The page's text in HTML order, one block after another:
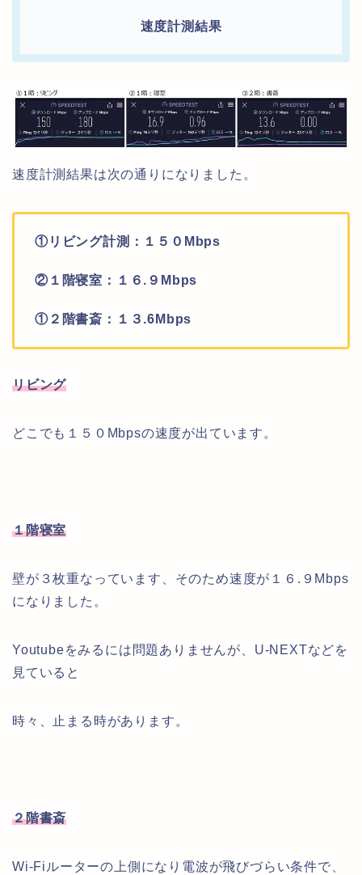
速度計測結果
速度計測結果は次の通りになりました。
①リビング計測：１５０Mbps
②１階寝室：１６.９Mbps
①２階書斎：１３.6Mbps
リビング
どこでも１５０Mbpsの速度が出ています。
１階寝室
壁が３枚重なっています、そのため速度が１６.９Mbps
になりました。
Youtubeをみるには問題ありませんが、U-NEXTなどを
見ていると
時々、止まる時があります。
２階書斎
Wi-Fiルーターの上側になり電波が飛びづらい条件で、